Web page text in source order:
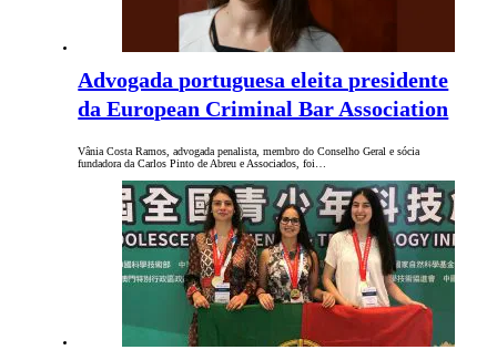
Advogada portuguesa eleita presidente
da European Criminal Bar Association
Vânia Costa Ramos, advogada penalista, membro do Conselho Geral e sócia
fundadora da Carlos Pinto de Abreu e Associados, foi…